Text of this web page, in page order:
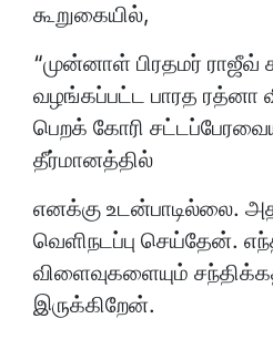
கூறுகையில்,
“முன்னாள் பிரதமர் ராஜீவ்
வழங்கப்பட்ட பாரத ரத்னா
பெறக் கோரி
தீர்மானத்தில்
எனக்கு உடன்பாடில்லை.
வெளிநடப்பு செய்தேன்.
விளைவுகளையும்
இருக்கிறேன்.